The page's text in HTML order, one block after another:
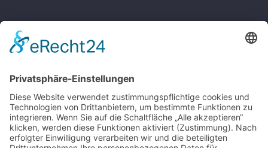
Montag – Donnerstag 08:00 – 17:00 Uhr
Samstag nach Vereinbarung
Parkplätze sind hinter dem Bürohaus vorhanden.
SONSTIGE